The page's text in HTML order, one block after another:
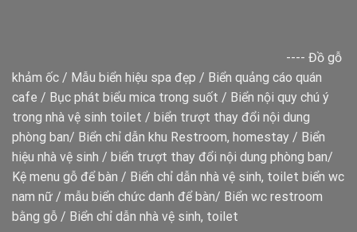
---- Đồ gỗ
khảm ốc / Mẫu biển hiệu spa đẹp / Biển quảng cáo quán
cafe / Bục phát biểu mica trong suốt / Biển nội quy chú ý
trong nhà vệ sinh toilet / biển trượt thay đổi nội dung
phòng ban/ Biển chỉ dẫn khu Restroom, homestay / Biển
hiệu nhà vệ sinh / biển trượt thay đổi nội dung phòng ban/
Kệ menu gỗ để bàn / Biển chỉ dẫn nhà vệ sinh, toilet biển wc
nam nữ / mẫu biển chức danh để bàn/ Biển wc restroom
bằng gỗ / Biển chỉ dẫn nhà vệ sinh, toilet